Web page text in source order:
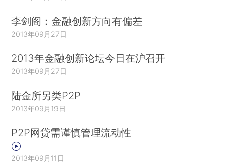
李剑阁：金融创新方向有偏差
2013年09月27日
2013年金融创新论坛今日在沪召开
2013年09月27日
陆金所另类P2P
2013年09月19日
P2P网贷需谨慎管理流动性
2013年09月11日